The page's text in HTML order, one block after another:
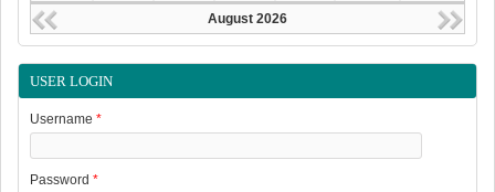
August 2026
USER LOGIN
Username *
Password *